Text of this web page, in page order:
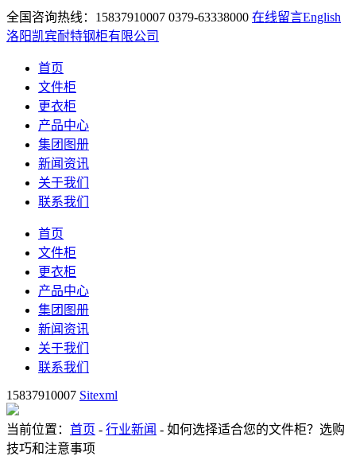
全国咨询热线：15837910007 0379-63338000 在线留言English
洛阳凯宾耐特钢柜有限公司
首页
文件柜
更衣柜
产品中心
集团图册
新闻资讯
关于我们
联系我们
首页
文件柜
更衣柜
产品中心
集团图册
新闻资讯
关于我们
联系我们
15837910007 Sitexml
当前位置： 首页 - 行业新闻 - 如何选择适合您的文件柜？选购
技巧和注意事项